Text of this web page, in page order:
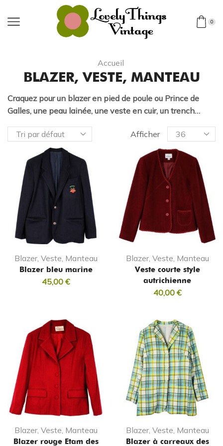
0
Accueil
BLAZER, VESTE, MANTEAU
Craquez pour un blazer en pied de poule ou Prince de
Galles, une peau lainée, une veste en cuir, un trench…
Afficher
Blazer, Veste, Manteau
Blazer bleu marine
45,00 €
Blazer, Veste, Manteau
Veste courte style
autrichienne
40,00 €
Blazer, Veste, Manteau
Blazer rouge Etam des
Blazer, Veste, Manteau
Blazer à carreaux des